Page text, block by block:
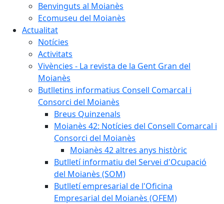
Benvinguts al Moianès
Ecomuseu del Moianès
Actualitat
Notícies
Activitats
Vivències - La revista de la Gent Gran del
Moianès
Butlletins informatius Consell Comarcal i
Consorci del Moianès
Breus Quinzenals
Moianès 42: Notícies del Consell Comarcal i
Consorci del Moianès
Moianès 42 altres anys històric
Butlletí informatiu del Servei d'Ocupació
del Moianès (SOM)
Butlletí empresarial de l'Oficina
Empresarial del Moianès (OFEM)